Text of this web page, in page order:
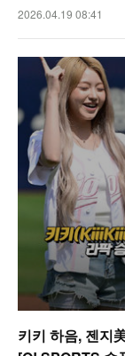
2026.04.19 08:41
키키 하음, 젠지